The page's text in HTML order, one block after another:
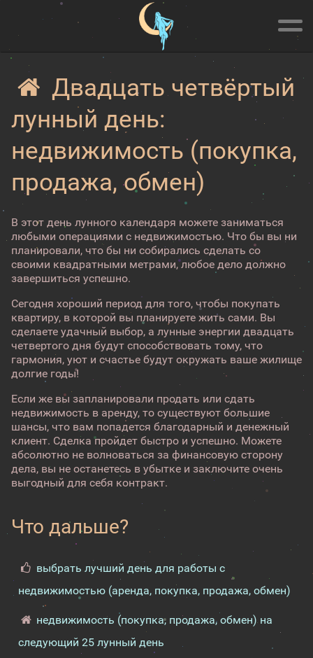
Двадцать четвёртый
лунный день:
недвижимость (покупка,
продажа, обмен)
В этот день лунного календаря можете заниматься
любыми операциями с недвижимостью. Что бы вы ни
планировали, что бы ни собирались сделать со
своими квадратными метрами, любое дело должно
завершиться успешно.
Сегодня хороший период для того, чтобы покупать
квартиру, в которой вы планируете жить сами. Вы
сделаете удачный выбор, а лунные энергии двадцать
четвертого дня будут способствовать тому, что
гармония, уют и счастье будут окружать ваше жилище
долгие годы!
Если же вы запланировали продать или сдать
недвижимость в аренду, то существуют большие
шансы, что вам попадется благодарный и денежный
клиент. Сделка пройдет быстро и успешно. Можете
абсолютно не волноваться за финансовую сторону
дела, вы не останетесь в убытке и заключите очень
выгодный для себя контракт.
Что дальше?
выбрать лучший день для работы с
недвижимостью (аренда, покупка, продажа, обмен)
недвижимость (покупка, продажа, обмен) на
следующий 25 лунный день